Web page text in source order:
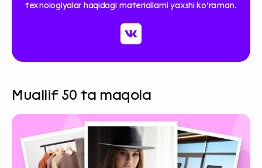
texnologiyalar haqidagi materiallarni yaxshi ko‘raman.
Muallif 50 ta maqola